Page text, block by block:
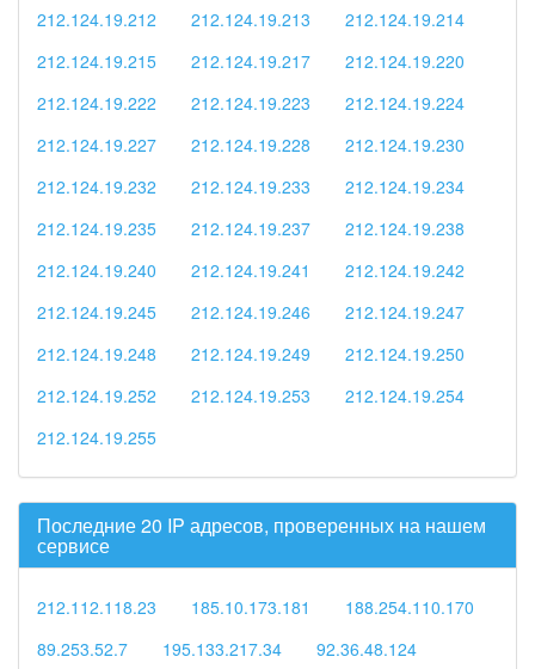
212.124.19.212
212.124.19.213
212.124.19.214
212.124.19.215
212.124.19.217
212.124.19.220
212.124.19.222
212.124.19.223
212.124.19.224
212.124.19.227
212.124.19.228
212.124.19.230
212.124.19.232
212.124.19.233
212.124.19.234
212.124.19.235
212.124.19.237
212.124.19.238
212.124.19.240
212.124.19.241
212.124.19.242
212.124.19.245
212.124.19.246
212.124.19.247
212.124.19.248
212.124.19.249
212.124.19.250
212.124.19.252
212.124.19.253
212.124.19.254
212.124.19.255
Последние 20 IP адресов, проверенных на нашем
сервисе
212.112.118.23 185.10.173.181
188.254.110.170
89.253.52.7
195.133.217.34
92.36.48.124